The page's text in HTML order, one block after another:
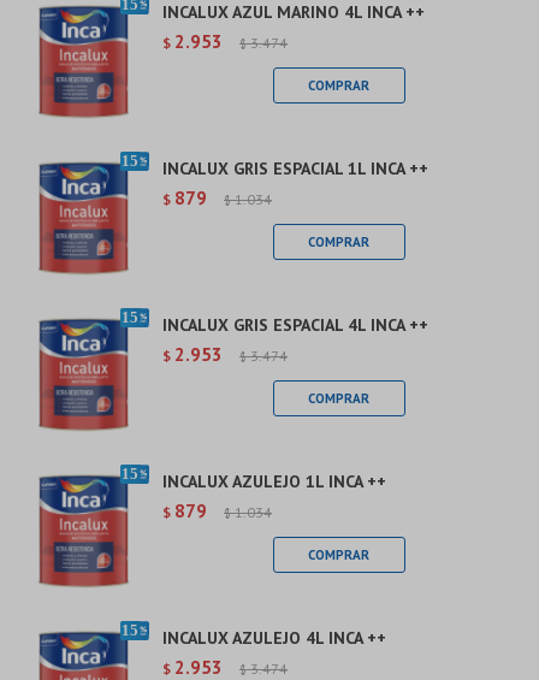
INCALUX AZUL MARINO 4L INCA ++
$ 2.953 $ 3.474
INCALUX GRIS ESPACIAL 1L INCA ++
$ 879 $ 1.034
INCALUX GRIS ESPACIAL 4L INCA ++
$ 2.953 $ 3.474
INCALUX AZULEJO 1L INCA ++
$ 879 $ 1.034
INCALUX AZULEJO 4L INCA ++
$ 2.953 $ 3.474